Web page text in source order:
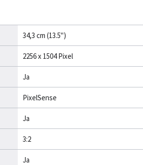
34,3 cm (13.5")
2256 x 1504 Pixel
Ja
PixelSense
Ja
3:2
Ja